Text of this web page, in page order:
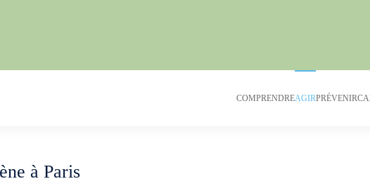
COMPRENDREAGIRPRÉVENIR
à Paris